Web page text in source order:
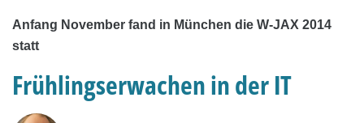
Anfang November fand in München die W-JAX 2014
statt
Frühlingserwachen in der IT